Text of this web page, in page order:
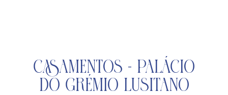
Casamentos - Palácio
do Grémio Lusitano